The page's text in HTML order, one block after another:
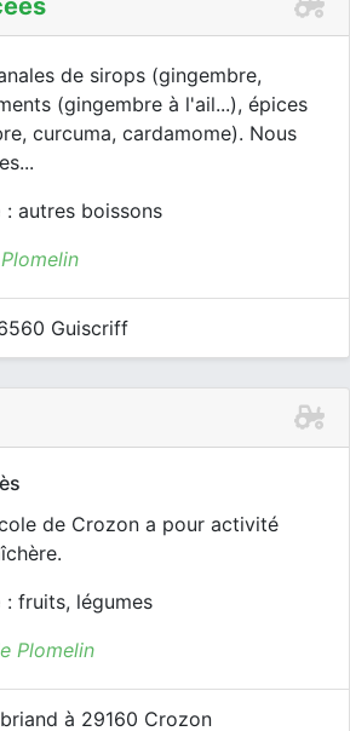
de sirops (gingembre,
(gingembre à l'ail...), épices
curcuma, cardamome). Nous
: autres boissons
Guiscriff
de Crozon a pour activité
: fruits, légumes
Plomelin
à 29160 Crozon